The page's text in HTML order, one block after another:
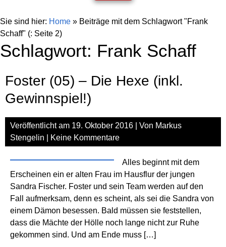
Sie sind hier: Home » Beiträge mit dem Schlagwort "Frank
Schaff" (: Seite 2)
Schlagwort: Frank Schaff
Foster (05) – Die Hexe (inkl.
Gewinnspiel!)
Veröffentlicht am 19. Oktober 2016 | Von Markus
Stengelin
Keine Kommentare
Alles beginnt mit dem
Erscheinen ein er alten Frau im Hausflur der jungen
Sandra Fischer. Foster und sein Team werden auf den
Fall aufmerksam, denn es scheint, als sei die Sandra von
einem Dämon besessen. Bald müssen sie feststellen,
dass die Mächte der Hölle noch lange nicht zur Ruhe
gekommen sind. Und am Ende muss […]